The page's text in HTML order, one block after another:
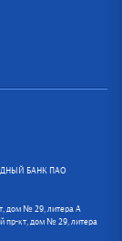
БАНК ПАО
дом № 29, литера А
пр-кт, дом № 29, литера